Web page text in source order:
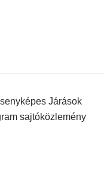
Járások
sajtóközlemény